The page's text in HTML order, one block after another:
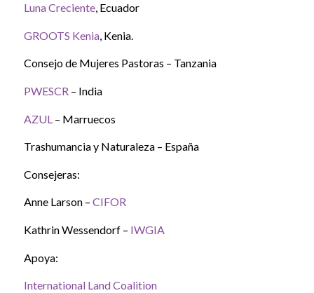
Luna Creciente, Ecuador
GROOTS Kenia, Kenia.
Consejo de Mujeres Pastoras – Tanzania
PWESCR– India
AZUL – Marruecos
Trashumancia y Naturaleza – España
Consejeras:
Anne Larson – CIFOR
Kathrin Wessendorf – IWGIA
Apoya:
International Land Coalition